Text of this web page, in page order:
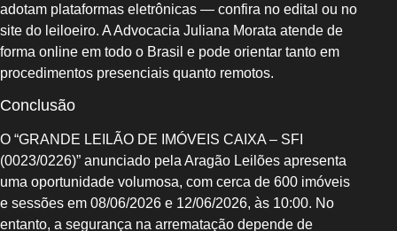
adotam plataformas eletrônicas — confira no edital ou no
site do leiloeiro. A Advocacia Juliana Morata atende de
forma online em todo o Brasil e pode orientar tanto em
procedimentos presenciais quanto remotos.
Conclusão
O “GRANDE LEILÃO DE IMÓVEIS CAIXA – SFI
(0023/0226)” anunciado pela Aragão Leilões apresenta
uma oportunidade volumosa, com cerca de 600 imóveis
e sessões em 08/06/2026 e 12/06/2026, às 10:00. No
entanto, a segurança na arrematação depende de